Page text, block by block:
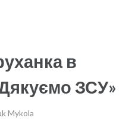
в
ЗСУ»
Mykola